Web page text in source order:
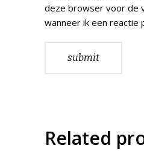
deze browser voor de
wanneer ik een reactie
Related